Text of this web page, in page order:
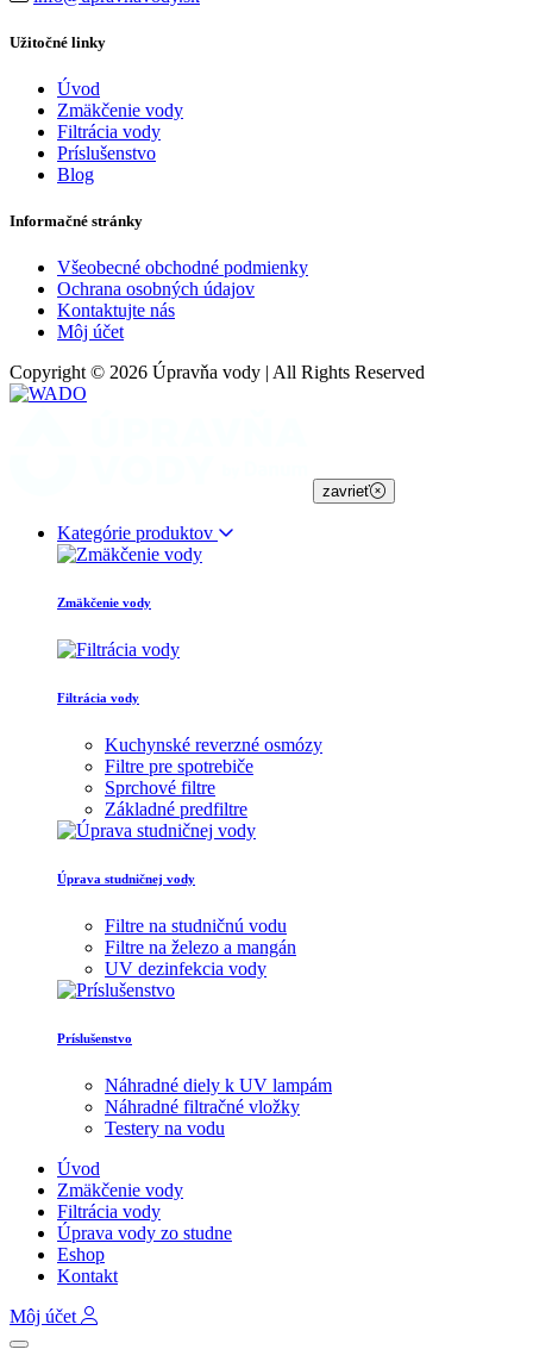
Užitočné linky
Úvod
Zmäkčenie vody
Filtrácia vody
Príslušenstvo
Blog
Informačné stránky
Všeobecné obchodné podmienky
Ochrana osobných údajov
Kontaktujte nás
Môj účet
Copyright © 2026 Úpravňa vody | All Rights Reserved
zavrieť
Kategórie produktov
Zmäkčenie vody
Filtrácia vody
Kuchynské reverzné osmózy
Filtre pre spotrebiče
Sprchové filtre
Základné predfiltre
Úprava studničnej vody
Filtre na studničnú vodu
Filtre na železo a mangán
UV dezinfekcia vody
Príslušenstvo
Náhradné diely k UV lampám
Náhradné filtračné vložky
Testery na vodu
Úvod
Zmäkčenie vody
Filtrácia vody
Úprava vody zo studne
Eshop
Kontakt
Môj účet